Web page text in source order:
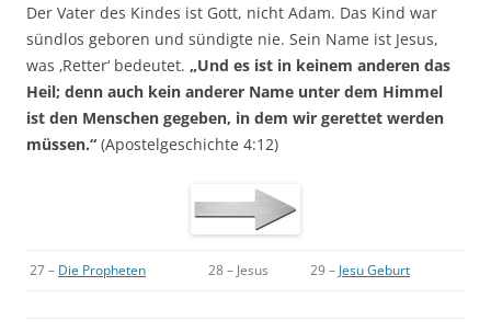
Der Vater des Kindes ist Gott, nicht Adam. Das Kind war
sündlos geboren und sündigte nie. Sein Name ist Jesus,
was ‚Retter‘ bedeutet. „Und es ist in keinem anderen das
Heil; denn auch kein anderer Name unter dem Himmel
ist den Menschen gegeben, in dem wir gerettet werden
müssen.“ (Apostelgeschichte 4:12)
27 – Die Propheten 28 – Jesus 29 – Jesu Geburt